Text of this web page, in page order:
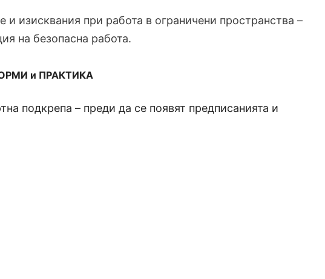
изисквания при работа в ограничени пространства –
на безопасна работа.
и ПРАКТИКА
подкрепа – преди да се появят предписанията и